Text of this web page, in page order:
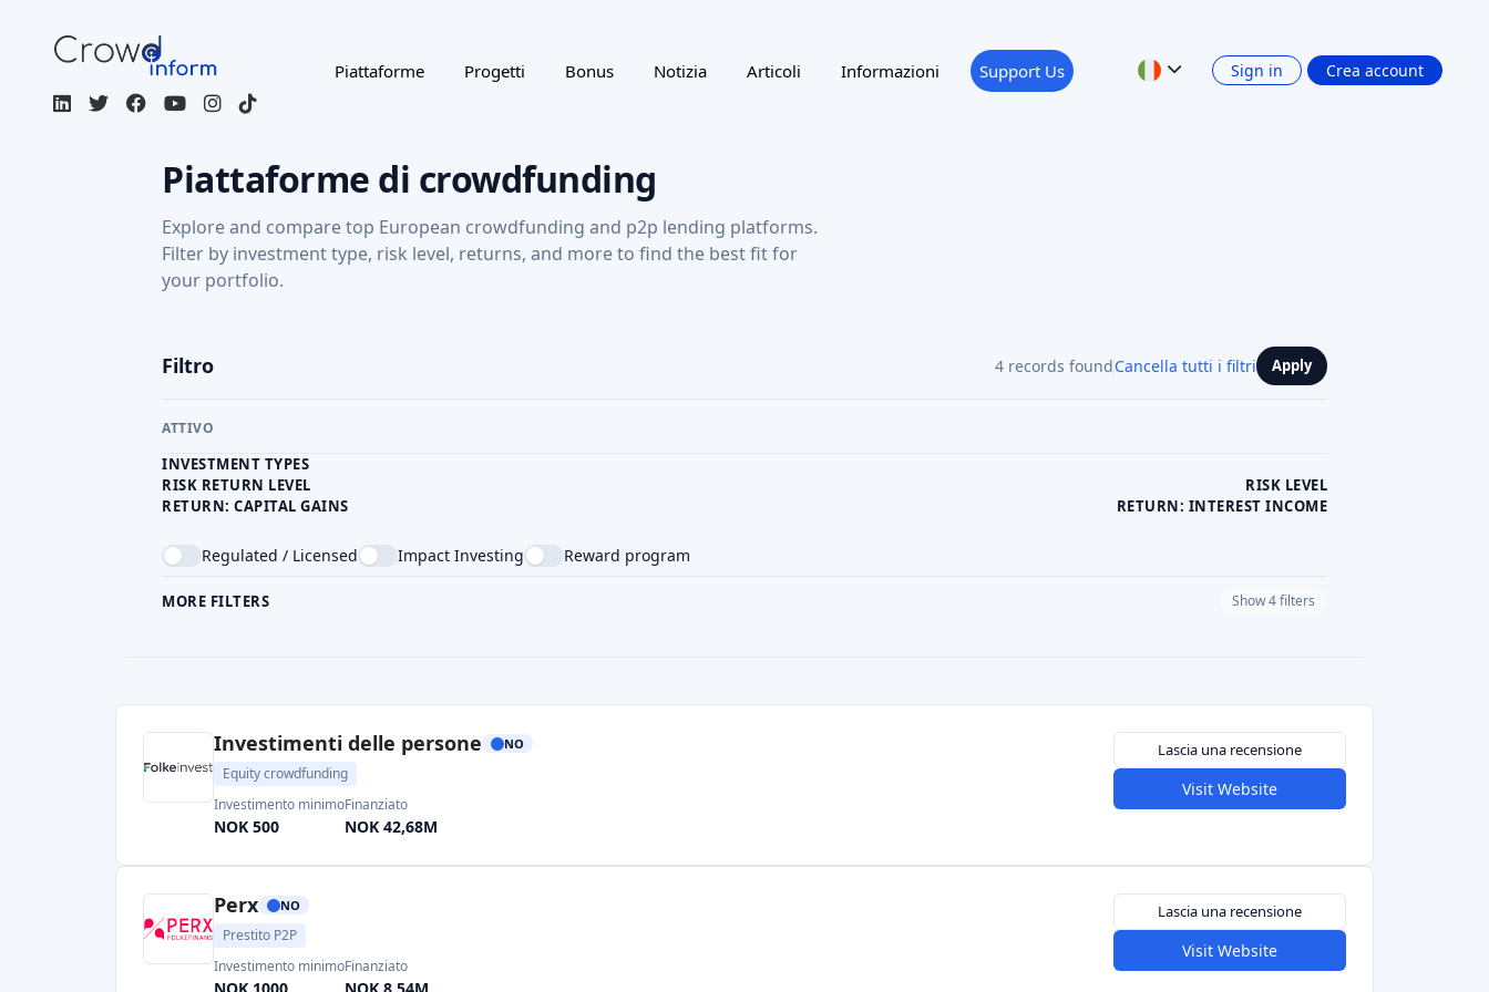
Piattaforme Progetti Bonus Notizia Articoli Informazioni Support Us Sign in Crea account
Piattaforme di crowdfunding
Explore and compare top European crowdfunding and p2p lending platforms.
Filter by investment type, risk level, returns, and more to find the best fit for
your portfolio.
Filtro 4 records foundCancella tutti i filtri Apply
ATTIVO
INVESTMENT TYPES
RISK RETURN LEVEL
RISK LEVEL
RETURN: CAPITAL GAINS
RETURN: INTEREST INCOME
Regulated / Licensed Impact Investing Reward program
MORE FILTERS Show 4 filters
Investimenti delle persone NO
Equity crowdfunding
Investimento minimo
NOK 500
Finanziato
NOK 42,68M
Lascia una recensione
Visit Website
Perx NO
Prestito P2P
Investimento minimoFinanziato
Lascia una recensione
Visit Website